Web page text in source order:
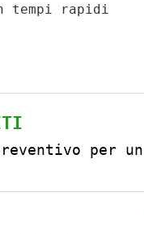
tempi rapidi
per